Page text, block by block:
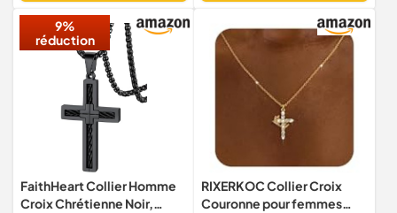
9%
réduction
FaithHeart Collier Homme
Croix Chrétienne Noir,
RIXERKOC Collier Croix
Couronne pour femmes